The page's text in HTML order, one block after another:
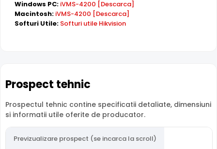
fara DVR/NVR.
interfata web sau chiar de pe telefonul mobil. Ideala
pentru zone dinamice. Distanta focala: 2.8 - 12.0 mm.
Compresie H.265+
Cu compresiaH.265+, HikVision DS-2DE2A404IW-DE3/W
C0 S6 reduce spatiul de stocare cu pana la 70% fata de
Windows PC: iVMS-4200 [Descarca]
Macintosh: iVMS-4200 [Descarca]
Softuri Utile: Softuri utile Hikvision
Prospect tehnic
Prospectul tehnic contine specificatii detaliate, dimensiuni
si informatii utile oferite de producator.
Previzualizare prospect (se incarca la scroll)